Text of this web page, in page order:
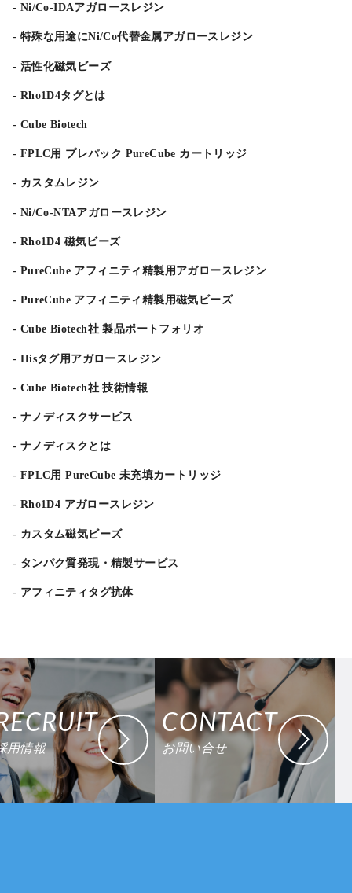
Ni/Co-IDAアガロースレジン
特殊な用途にNi/Co代替金属アガロースレジン
活性化磁気ビーズ
Rho1D4タグとは
Cube Biotech
FPLC用 プレパック PureCube カートリッジ
カスタムレジン
Ni/Co-NTAアガロースレジン
Rho1D4 磁気ビーズ
PureCube アフィニティ精製用アガロースレジン
PureCube アフィニティ精製用磁気ビーズ
Cube Biotech社 製品ポートフォリオ
Hisタグ用アガロースレジン
Cube Biotech社 技術情報
ナノディスクサービス
ナノディスクとは
FPLC用 PureCube 未充填カートリッジ
Rho1D4 アガロースレジン
カスタム磁気ビーズ
タンパク質発現・精製サービス
アフィニティタグ抗体
CONTACT